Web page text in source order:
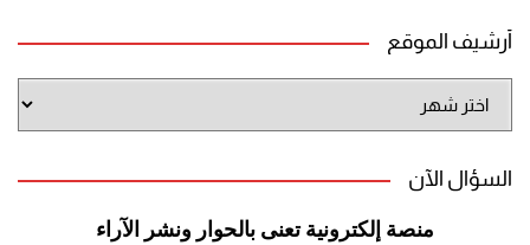
أرشيف الموقع
الموقع
السؤال الآن
منصة إلكترونية تعنى بالحوار ونشر الآراء